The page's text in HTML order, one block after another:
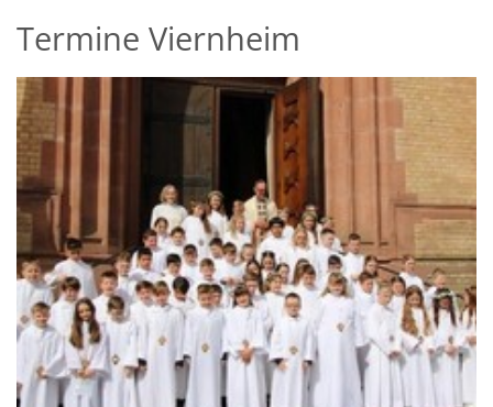
Termine Viernheim